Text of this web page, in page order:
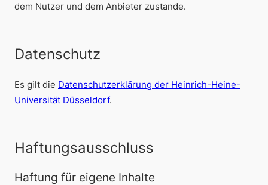
dem Nutzer und dem Anbieter zustande.
Datenschutz
Es gilt die Datenschutzerklärung der Heinrich-Heine-
Universität Düsseldorf.
Haftungsausschluss
Haftung für eigene Inhalte